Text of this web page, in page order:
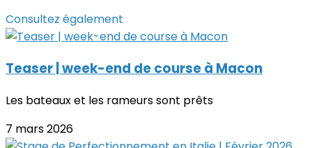
Consultez également
Teaser | week-end de course à Macon
Les bateaux et les rameurs sont prêts
7 mars 2026